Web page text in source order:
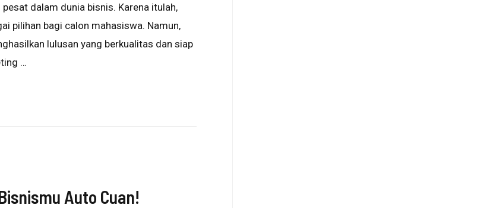
dalam dunia bisnis. Karena itulah,
pilihan bagi calon mahasiswa. Namun,
lulusan yang berkualitas dan siap
…
Auto Cuan!